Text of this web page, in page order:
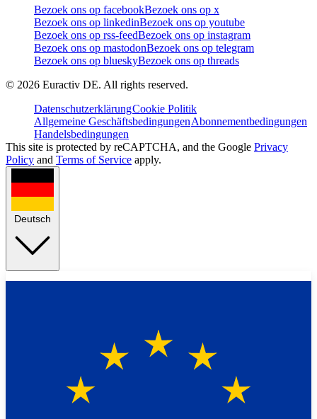
Bezoek ons op facebookBezoek ons op x
Bezoek ons op linkedinBezoek ons op youtube
Bezoek ons op rss-feedBezoek ons op instagram
Bezoek ons op mastodonBezoek ons op telegram
Bezoek ons op blueskyBezoek ons op threads
© 2026 Euractiv DE. All rights reserved.
DatenschutzerklärungCookie Politik
Allgemeine GeschäftsbedingungenAbonnementbedingungen
Handelsbedingungen
This site is protected by reCAPTCHA, and the Google Privacy
Policy and Terms of Service apply.
Deutsch